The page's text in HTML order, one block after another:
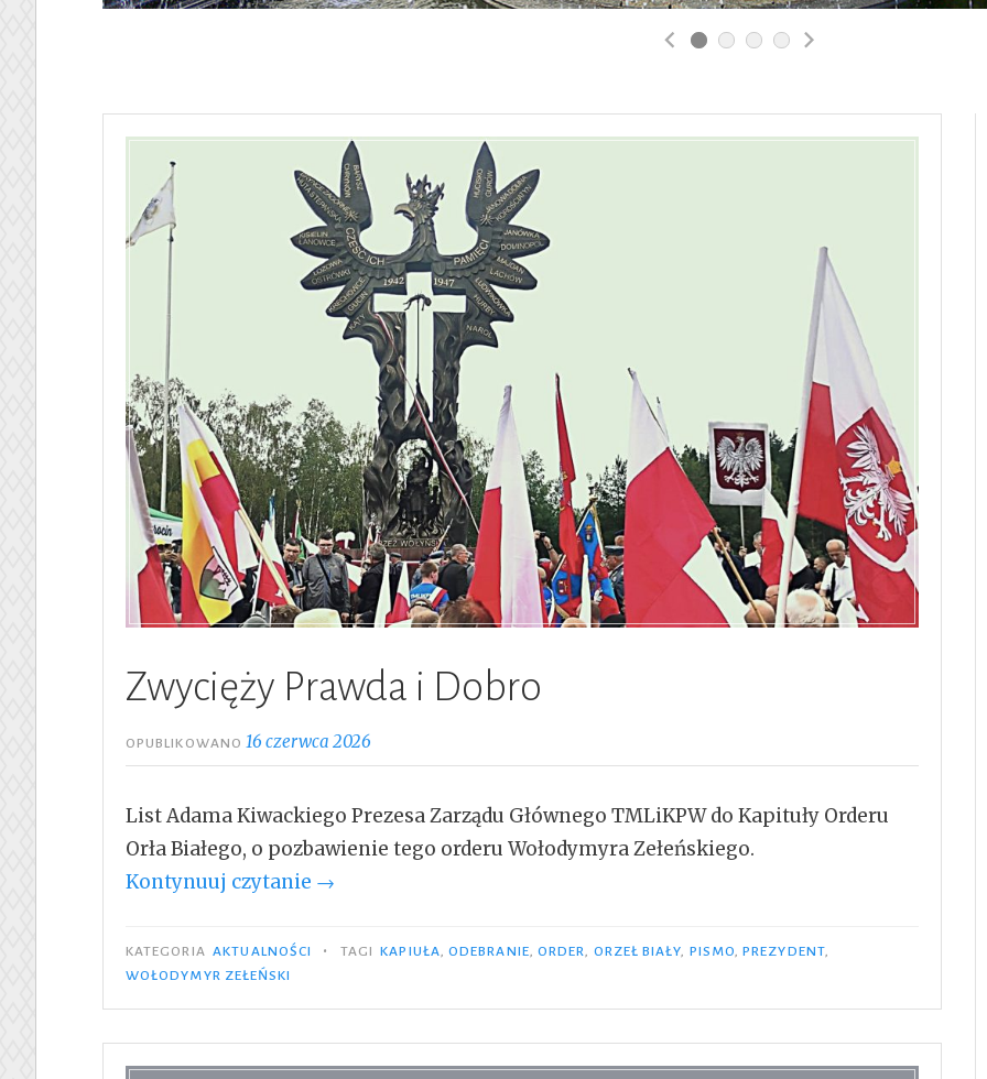
Previous
Zwycięży Prawda i Dobro
OPUBLIKOWANO16 czerwca 2026
List Adama Kiwackiego Prezesa Zarządu Głównego TMLiKPW do Kapituły Orderu
Orła Białego, o pozbawienie tego orderu Wołodymyra Zełeńskiego.
Kontynuuj czytanie „Zwycięży
→
KATEGORIA AKTUALNOŚCI • TAGI KAPIUŁA,ODEBRANIE, ORDER, ORZEŁ BIAŁY, PISMO,PREZYDENT,
WOŁODYMYR ZEŁEŃSKI